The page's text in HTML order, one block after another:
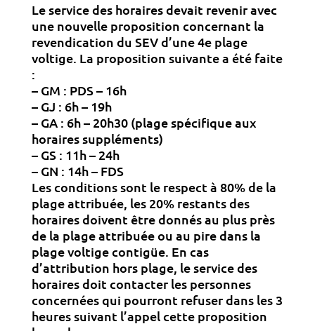
Le service des horaires devait revenir avec
une nouvelle proposition concernant la
revendication du SEV d’une 4e plage
voltige. La proposition suivante a été faite
:
– GM : PDS – 16h
– GJ : 6h – 19h
– GA : 6h – 20h30 (plage spécifique aux
horaires suppléments)
– GS : 11h – 24h
– GN : 14h – FDS
Les conditions sont le respect à 80% de la
plage attribuée, les 20% restants des
horaires doivent être donnés au plus près
de la plage attribuée ou au pire dans la
plage voltige contigüe. En cas
d’attribution hors plage, le service des
horaires doit contacter les personnes
concernées qui pourront refuser dans les 3
heures suivant l’appel cette proposition